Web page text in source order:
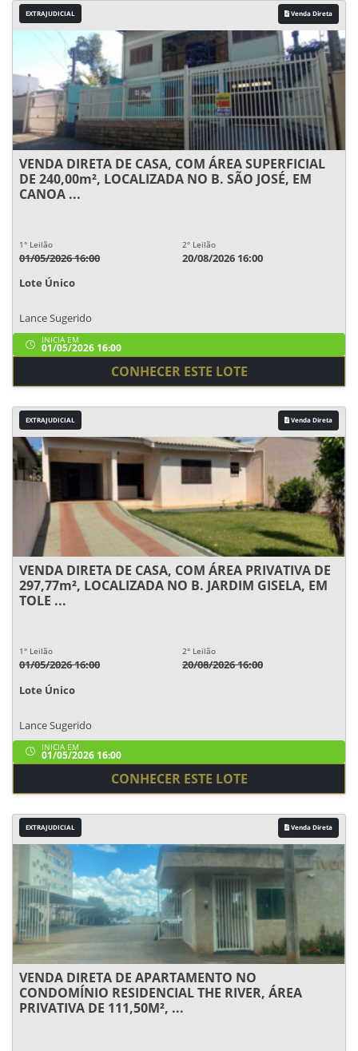
EXTRAJUDICIAL Venda Direta
VENDA DIRETA DE CASA, COM ÁREA SUPERFICIAL
DE 240,00m², LOCALIZADA NO B. SÃO JOSÉ, EM
CANOA ...
1° Leilão
01/05/2026 16:00
2° Leilão
20/08/2026 16:00
Lote Único
Lance Sugerido
INICIA EM
01/05/2026 16:00
CONHECER ESTE LOTE
EXTRAJUDICIAL Venda Direta
VENDA DIRETA DE CASA, COM ÁREA PRIVATIVA DE
297,77m², LOCALIZADA NO B. JARDIM GISELA, EM
TOLE ...
1° Leilão
01/05/2026 16:00
2° Leilão
20/08/2026 16:00
Lote Único
Lance Sugerido
INICIA EM
01/05/2026 16:00
CONHECER ESTE LOTE
EXTRAJUDICIAL Venda Direta
VENDA DIRETA DE APARTAMENTO NO
CONDOMÍNIO RESIDENCIAL THE RIVER, ÁREA
PRIVATIVA DE 111,50M², ...